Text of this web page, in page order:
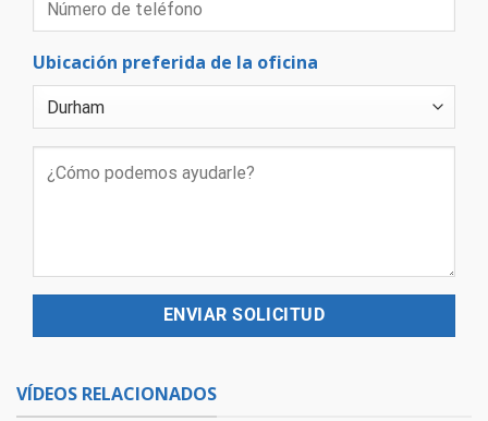
Ubicación preferida de la oficina
VÍDEOS RELACIONADOS